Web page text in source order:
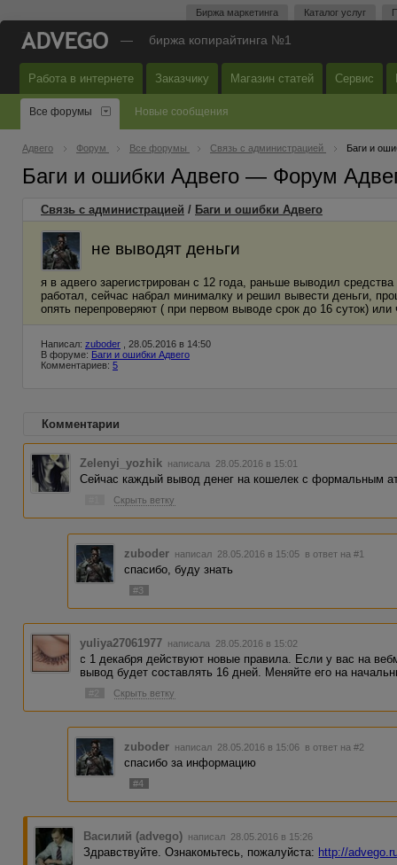
Биржа маркетинга Каталог услуг
— биржа копирайтинга №1
Работа в интернете Заказчику Магазин статей Сервис
Все форумы Новые сообщения
Адвего Форум Все форумы Связь с администрацией Баги и
Баги и ошибки Адвего — Форум
Связь с администрацией / Баги и ошибки Адвего
не выводят деньги
я в адвего зарегистрирован с 12 года, раньше выводил
работал, сейчас набрал минималку и решил вывести деньги,
опять перепроверяют ( при первом выводе срок до 16 суток)
Написал: zuboder , 28.05.2016 в 14:50
В форуме: Баги и ошибки Адвего
Комментариев: 5
Комментарии
Zelenyi_yozhik написала 28.05.2016 в 15:01
Сейчас каждый вывод денег на кошелек с формальным
Скрыть ветку
zuboder написал 28.05.2016 в 15:05 в ответ на #1
спасибо, буду знать
#3
yuliya27061977 написала 28.05.2016 в 15:02
с 1 декабря действуют новые правила. Если у вас на
вывод будет составлять 16 дней. Меняйте его на
#2 Скрыть ветку
zuboder написал 28.05.2016 в 15:06 в ответ на #2
спасибо за информацию
#4
Василий (advego) написал 28.05.2016 в 15:26
Здравствуйте. Ознакомьтесь, пожалуйста: http://